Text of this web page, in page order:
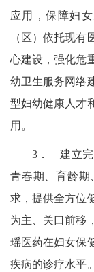
应用，保障妇
（区）依托现
心建设，强化危
幼卫生服务网络
型妇幼健康人才
用。
3．建立
青春期、育龄期
求，提供全方位
为主、关口前移
瑶医药在妇女保
疾病的诊疗水平